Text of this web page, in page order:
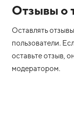
Отзывы о
Оставлять
пользователи.
оставьте отзыв,
модератором.